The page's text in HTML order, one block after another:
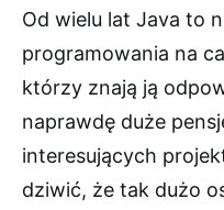
Od wielu lat Java to
programowania na
którzy znają ją
naprawdę duże
interesujących
dziwić, że tak dużo